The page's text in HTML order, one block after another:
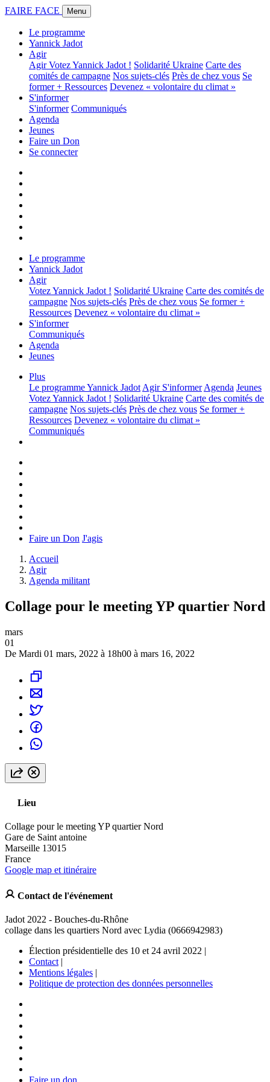
FAIRE FACE Menu
Le programme
Yannick Jadot
Agir
AgirVotez Yannick Jadot ! Solidarité Ukraine Carte des
comités de campagne Nos sujets-clés Près de chez vous Se
former + Ressources Devenez « volontaire du climat »
S'informer
S'informer Communiqués
Agenda
Jeunes
Faire un Don
Se connecter
Le programme
Yannick Jadot
Agir
Votez Yannick Jadot ! Solidarité Ukraine Carte des comités de
campagne Nos sujets-clés Près de chez vous Se former +
Ressources Devenez « volontaire du climat »
S'informer
Communiqués
Agenda
Jeunes
Plus
Le programmeYannick Jadot Agir S'informer Agenda Jeunes
Votez Yannick Jadot ! Solidarité Ukraine Carte des comités de
campagne Nos sujets-clés Près de chez vous Se former +
Ressources Devenez « volontaire du climat »
Communiqués
Faire un Don J'agis
Accueil
Agir
Agenda militant
Collage pour le meeting YP quartier Nord
mars
01
De Mardi 01 mars, 2022 à 18h00 à mars 16, 2022
Lieu
Collage pour le meeting YP quartier Nord
Gare de Saint antoine
Marseille 13015
France
Google map et itinéraire
Contact de l'événement
Jadot 2022 - Bouches-du-Rhône
collage dans les quartiers Nord avec Lydia (0666942983)
Élection présidentielle des 10 et 24 avril 2022 |
Contact |
Mentions légales |
Politique de protection des données personnelles
Faire un don